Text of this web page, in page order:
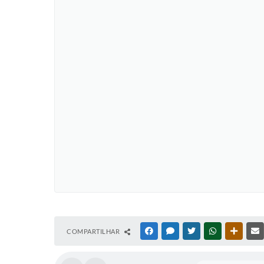
COMPARTILHAR FACEBOOKMESSENGER
TWITTERWHATSAPP